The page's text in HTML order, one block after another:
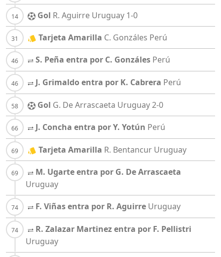
Gol R. Aguirre Uruguay 1-0
Tarjeta Amarilla C. Gonzáles Perú
S. Peña entra por C. Gonzáles Perú
J. Grimaldo entra por K. Cabrera Perú
Gol G. De Arrascaeta Uruguay2-0
J. Concha entra por Y. Yotún Perú
Tarjeta Amarilla R. Bentancur Uruguay
M. Ugarte entra por G. De Arrascaeta
Uruguay
F. Viñas entra por R. Aguirre Uruguay
R. Zalazar Martinez entra por F. Pellistri
Uruguay